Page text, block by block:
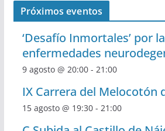
Próximos eventos
‘Desafío Inmortales’ por
enfermedades
9 agosto @ 20:00- 21:00
IX Carrera del Melocotón
15 agosto @ 19:30- 21:00